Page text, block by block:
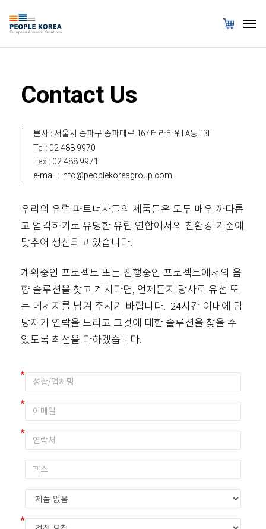
Contact Us
본사 : 서울시 송파구 송파대로 167 테라타워I A동 13F
Tel : 02 488 9970
Fax : 02 488 9971
e-mail : info@peoplekoreagroup.com
우리의 유럽 파트너사들의 제품들은 모두 매우 까다롭
고 엄격하기로 유명한 유럽 연합에서의 친환경 기준에
맞추어 생산되고 있습니다.
계획중인 프로젝트 또는 진행중인 프로젝트에서의 음
향 솔루션을 찾고 계시다면, 언제든지 당사로 유선 또
는 메세지를 남겨 주시기 바랍니다. 24시간 이내에 담
당자가 연락을 드리고 그것에 대한 솔루션을 찾을 수
있도록 최선을 다하겠습니다.